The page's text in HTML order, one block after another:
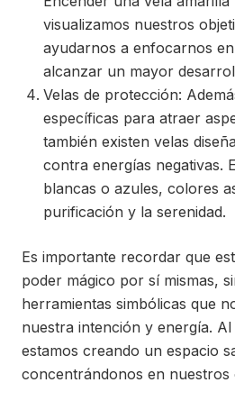
visualizamos nuestros
ayudarnos a enfocarnos
alcanzar un mayor
Velas de protección:
específicas para atraer
también existen velas
contra energías negativas.
blancas o azules, colores
purificación y la serenidad.
Es importante recordar que
poder mágico por sí mismas,
herramientas simbólicas que
nuestra intención y energía.
estamos creando un espacio
concentrándonos en nuestros